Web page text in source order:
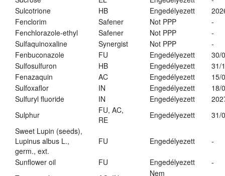
Sulcotrione
HB Engedélyezett
Fenclorim
Safener Not PPP
-
Fenchlorazole-ethyl
Safener Not PPP
-
Sulfaquinoxaline
Synergist Not PPP
-
Fenbuconazole
FU Engedélyezett
30/
Sulfosulfuron
HB Engedélyezett
31/
Fenazaquin
AC Engedélyezett
15/
Sulfoxaflor
IN Engedélyezett
18/
Sulfuryl fluoride
IN Engedélyezett
Sulphur
FU, AC,
RE
Engedélyezett
31/
Sweet Lupin (seeds),
Lupinus albus L.,
germ., ext.
FU Engedélyezett -
Sunflower oil FU Engedélyezett
-
Nem